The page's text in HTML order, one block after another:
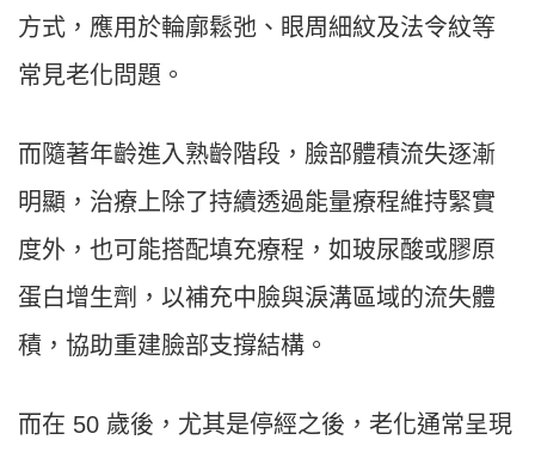
方式，應用於輪廓鬆弛、眼周細紋及法令紋等
常見老化問題。
而隨著年齡進入熟齡階段，臉部體積流失逐漸
明顯，治療上除了持續透過能量療程維持緊實
度外，也可能搭配填充療程，如玻尿酸或膠原
蛋白增生劑，以補充中臉與淚溝區域的流失體
積，協助重建臉部支撐結構。
而在 50 歲後，尤其是停經之後，老化通常呈現